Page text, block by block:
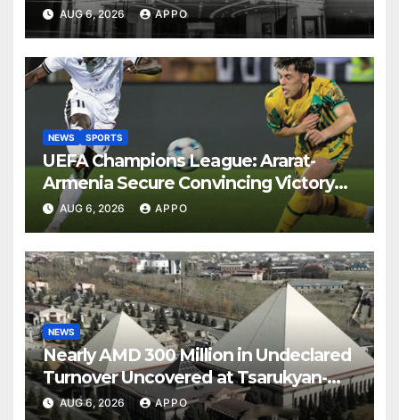
AUG 6, 2026 APPO
NEWS SPORTS
UEFA Champions League: Ararat-
Armenia Secure Convincing Victory
Over Shamrock Rovers 2-0
AUG 6, 2026 APPO
NEWS
Nearly AMD 300 Million in Undeclared
Turnover Uncovered at Tsarukyan-
Owned Entertainment Center
AUG 6, 2026 APPO